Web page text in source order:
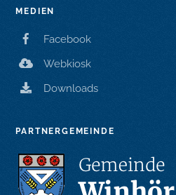
MEDIEN
Facebook
Webkiosk
Downloads
PARTNERGEMEINDE